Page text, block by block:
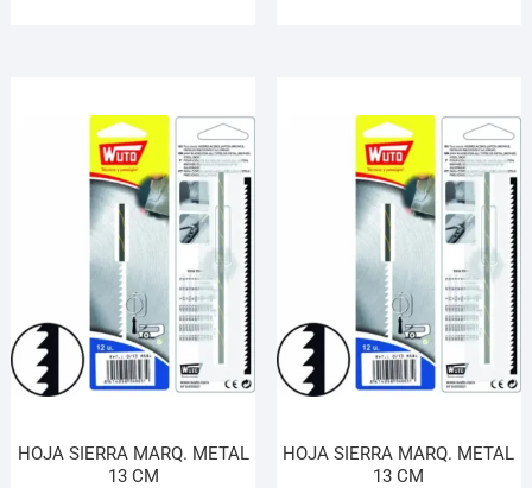
HOJA SIERRA MARQ. METAL
13 CM
HOJA SIERRA MARQ. METAL
13 CM